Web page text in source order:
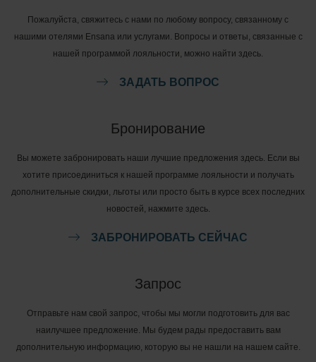
Пожалуйста, свяжитесь с нами по любому вопросу, связанному с
нашими отелями Ensana или услугами. Вопросы и ответы, связанные с
нашей программой лояльности, можно найти здесь.
ЗАДАТЬ ВОПРОС
Бронирование
Вы можете забронировать наши лучшие предложения здесь. Если вы
хотите присоединиться к нашей программе лояльности и получать
дополнительные скидки, льготы или просто быть в курсе всех последних
новостей, нажмите здесь.
ЗАБРОНИРОВАТЬ СЕЙЧАС
Запрос
Отправьте нам свой запрос, чтобы мы могли подготовить для вас
наилучшее предложение. Мы будем рады предоставить вам
дополнительную информацию, которую вы не нашли на нашем сайте.